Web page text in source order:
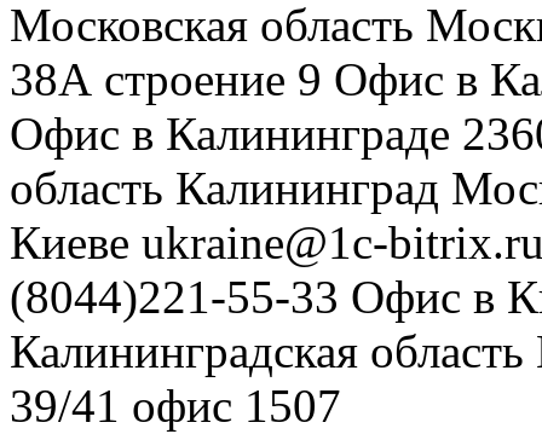
Московская область
38А строение 9 Офис в
Офис в Калининграде
область Калининград
Киеве ukraine@1c-
(8044)221-55-33 Офис в
Калининградская область
39/41 офис 1507